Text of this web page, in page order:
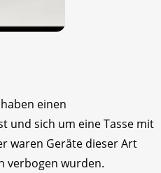
einen
und sich um eine Tasse mit
waren Geräte dieser Art
verbogen wurden.